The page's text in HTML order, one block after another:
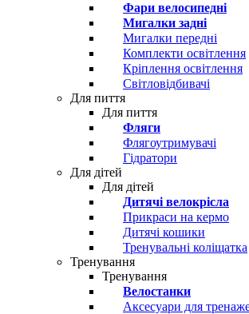
Фари велосипедні
Мигалки задні
Мигалки передні
Комплекти освітлення
Кріплення освітлення
Світловідбивачі
Для пиття
Для пиття
Фляги
Флягоутримувачі
Гідратори
Для дітей
Для дітей
Дитячі велокрісла
Прикраси на кермо
Дитячі кошики
Тренувальні коліщатка
Тренування
Тренування
Велостанки
Аксесуари для